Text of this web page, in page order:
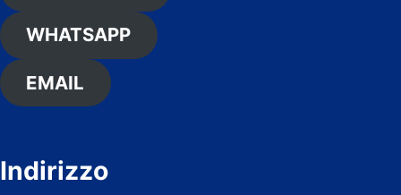
WHATSAPP
EMAIL
Indirizzo